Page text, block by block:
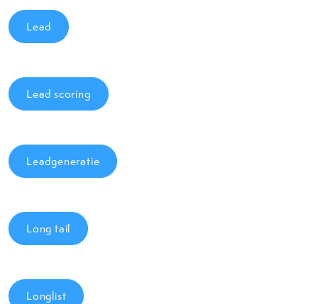
Lead
Lead scoring
Leadgeneratie
Long tail
Longlist